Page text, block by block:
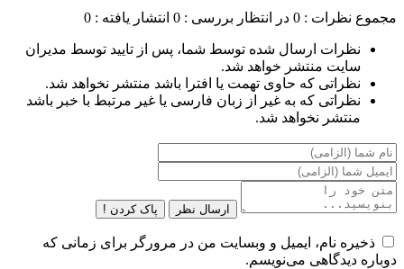
مجموع نظرات : 0 در انتظار بررسی : 0 انتشار یافته : 0
نظرات ارسال شده توسط شما، پس از تایید توسط مدیران
سایت منتشر خواهد شد.
نظراتی که حاوی تهمت یا افترا باشد منتشر نخواهد شد.
نظراتی که به غیر از زبان فارسی یا غیر مرتبط با خبر باشد
منتشر نخواهد شد.
ارسال نظر پاک کردن !
ذخیره نام، ایمیل و وبسایت من در مرورگر برای زمانی که
دوباره دیدگاهی می‌نویسم.